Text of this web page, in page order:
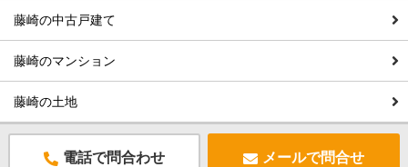
藤崎の中古戸建て
藤崎のマンション
藤崎の土地
電話で問合わせ メールで問合せ